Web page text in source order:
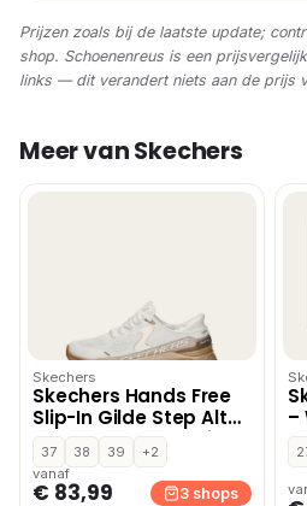
Prijzen zoals bij de laatste update;
shop. Schoenenreus is een
links — dit verandert niets aan de prijs
Meer van Skechers
Skechers
Skechers Hands Free
Slip-In Gilde Step Altus
lage sneakers – Wit
37 38 39
+2
vanaf
€ 83,99 3 shops
–